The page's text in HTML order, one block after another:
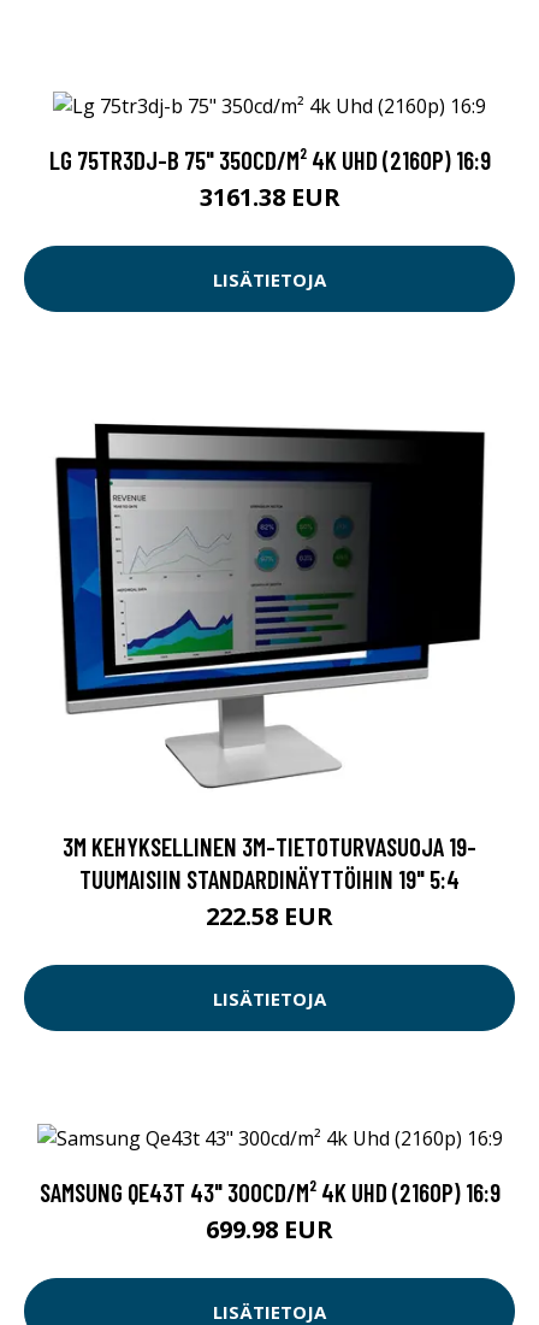
LG 75TR3DJ-B 75" 350CD/M² 4K UHD (2160P) 16:9
3161.38 EUR
LISÄTIETOJA
3M KEHYKSELLINEN 3M-TIETOTURVASUOJA 19-
TUUMAISIIN STANDARDINÄYTTÖIHIN 19" 5:4
222.58 EUR
LISÄTIETOJA
SAMSUNG QE43T 43" 300CD/M² 4K UHD (2160P) 16:9
699.98 EUR
LISÄTIETOJA